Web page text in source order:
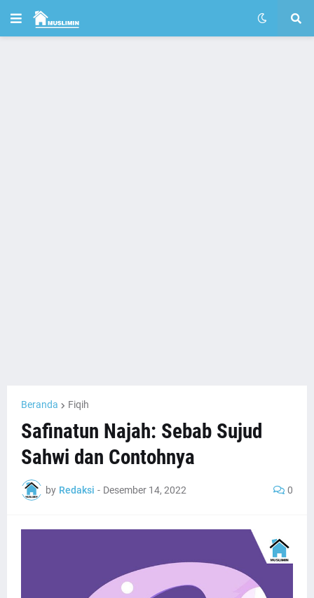
Beranda Fiqih
Safinatun Najah: Sebab Sujud
Sahwi dan Contohnya
by Redaksi - Desember 14, 2022 0